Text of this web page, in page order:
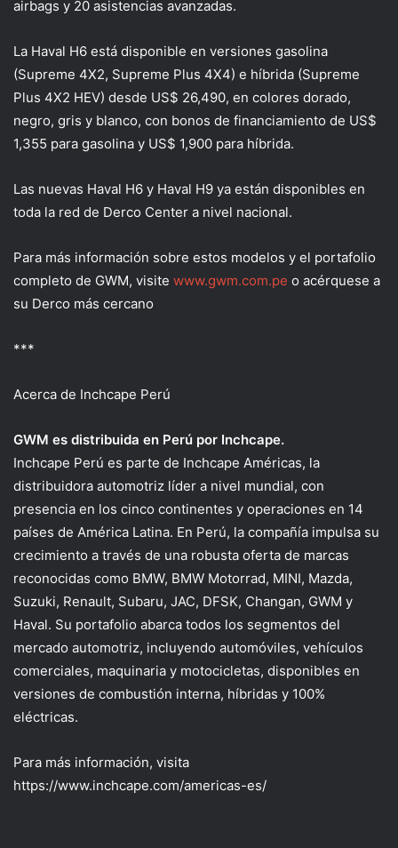
airbags y 20 asistencias avanzadas.
La Haval H6 está disponible en versiones gasolina
(Supreme 4X2, Supreme Plus 4X4) e híbrida (Supreme
Plus 4X2 HEV) desde US$ 26,490, en colores dorado,
negro, gris y blanco, con bonos de financiamiento de US$
1,355 para gasolina y US$ 1,900 para híbrida.
Las nuevas Haval H6 y Haval H9 ya están disponibles en
toda la red de Derco Center a nivel nacional.
Para más información sobre estos modelos y el portafolio
completo de GWM, visite www.gwm.com.pe o acérquese a
su Derco más cercano
***
Acerca de Inchcape Perú
GWM es distribuida en Perú por Inchcape.
Inchcape Perú es parte de Inchcape Américas, la
distribuidora automotriz líder a nivel mundial, con
presencia en los cinco continentes y operaciones en 14
países de América Latina. En Perú, la compañía impulsa su
crecimiento a través de una robusta oferta de marcas
reconocidas como BMW, BMW Motorrad, MINI, Mazda,
Suzuki, Renault, Subaru, JAC, DFSK, Changan, GWM y
Haval. Su portafolio abarca todos los segmentos del
mercado automotriz, incluyendo automóviles, vehículos
comerciales, maquinaria y motocicletas, disponibles en
versiones de combustión interna, híbridas y 100%
eléctricas.
Para más información, visita
https://www.inchcape.com/americas-es/